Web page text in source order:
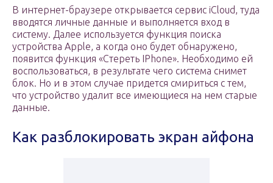
В интернет-браузере открывается сервис iCloud, туда
вводятся личные данные и выполняется вход в
систему. Далее используется функция поиска
устройства Apple, а когда оно будет обнаружено,
появится функция «Стереть IPhone». Необходимо ей
воспользоваться, в результате чего система снимет
блок. Но и в этом случае придется смириться с тем,
что устройство удалит все имеющиеся на нем старые
данные.
Как разблокировать экран айфона